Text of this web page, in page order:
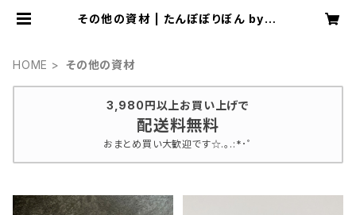
その他の資材 | たんぽぽりぼん by A
HOME その他の資材
3,980円以上お買い上げで
配送料無料
おまとめ買い大歓迎です☆.｡.:*･ﾟ